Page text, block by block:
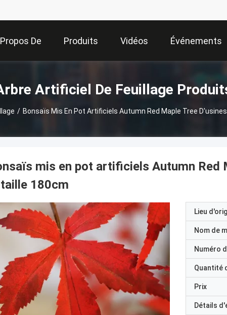
De
Nous
Produits Vidéos Événements
Artificiel De Feuillage
/ Bonsaïs Mis En Pot Artificiels Autumn Red Maple Tree
mis en pot artificiels Autumn Red
180cm
Lieu
Nom de
Numéro
Quantité
Prix
Détails